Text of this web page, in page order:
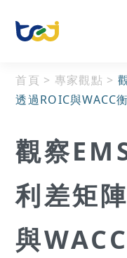
首頁 > 專家觀點 >
透過ROIC與WACC
觀察
利差矩
與